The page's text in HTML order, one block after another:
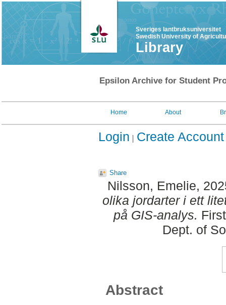
Sveriges lantbruksuniversitet
Swedish University of
Library
Epsilon Archive for Student
Home About
Login Create Account
Share
Nilsson, Emelie,
olika jordarter i ett
på GIS-analys.
Dept. of
Abstract